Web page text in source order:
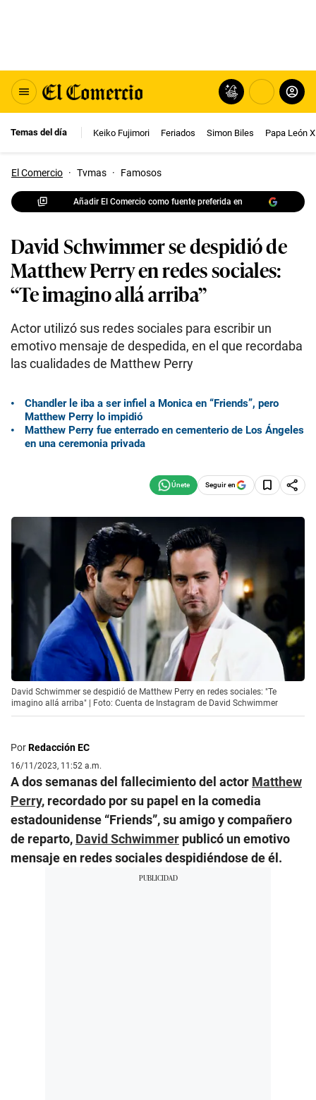
Temas del día Keiko Fujimori Feriados Simon Biles Papa León
El Comercio · Tvmas · Famosos
Añadir El Comercio como fuente preferida en
David Schwimmer se despidió de
Matthew Perry en redes sociales:
“Te imagino allá arriba”
Actor utilizó sus redes sociales para escribir un
emotivo mensaje de despedida, en el que recordaba
las cualidades de Matthew Perry
Chandler le iba a ser infiel a Monica en “Friends”, pero
Matthew Perry lo impidió
Matthew Perry fue enterrado en cementerio de Los Ángeles
en una ceremonia privada
Seguir en
David Schwimmer se despidió de Matthew Perry en redes sociales: "Te
imagino allá arriba" | Foto: Cuenta de Instagram de David Schwimmer
PorRedacción EC
16/11/2023, 11:52 a.m.
A dos semanas del fallecimiento del actor Matthew
Perry, recordado por su papel en la comedia
estadounidense “Friends”, su amigo y compañero
de reparto, David Schwimmer publicó un emotivo
mensaje en redes sociales despidiéndose de él.